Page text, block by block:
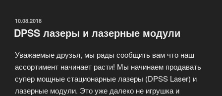
ОПУБЛИКОВАНО
10.08.2018
DPSS лазеры и лазерные модули
Уважаемые друзья, мы рады сообщить вам что наш
ассортимент начинает расти! Мы начинаем продавать
супер мощные стационарные лазеры (DPSS Laser) и
лазерные модули. Это уже далеко не игрушка и